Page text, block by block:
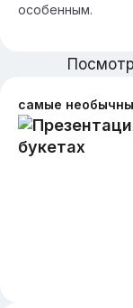
особенным.
самые